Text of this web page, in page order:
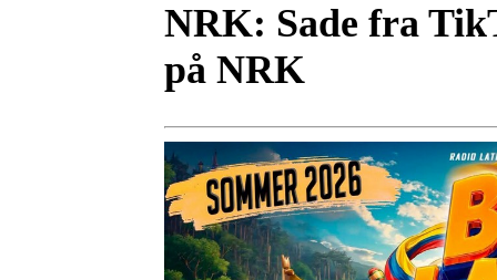
NRK: Sade fra
på NRK